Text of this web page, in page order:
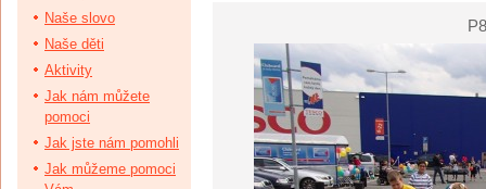
Naše slovo
Naše děti
Aktivity
Jak nám můžete
pomoci
Jak jste nám pomohli
Jak můžeme pomoci